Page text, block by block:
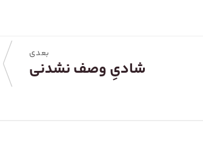
بعدی
شادیِ وصف نشدنی